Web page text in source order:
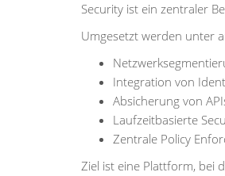
Security ist ein zentraler
Umgesetzt werden unter
Integration von
Absicherung von
Laufzeitbasierte
Zentrale Policy
Ziel ist eine Plattform, bei